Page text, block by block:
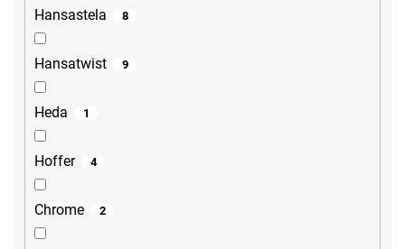
Hansastela 8
Hansatwist 9
Heda 1
Hoffer 4
Chrome 2